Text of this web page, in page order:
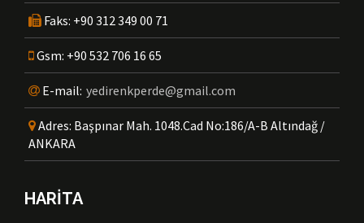
Faks: +90 312 349 00 71
Gsm: +90 532 706 16 65
E-mail: yedirenkperde@gmail.com
Adres: Başpınar Mah. 1048.Cad No:186/A-B Altındağ /
ANKARA
HARİTA